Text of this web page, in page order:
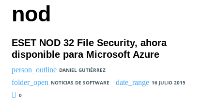
nod
ESET NOD 32 File Security, ahora
disponible para Microsoft Azure
DANIEL GUTIÉRREZ
NOTICIAS DE SOFTWARE
16 JULIO 2015
0